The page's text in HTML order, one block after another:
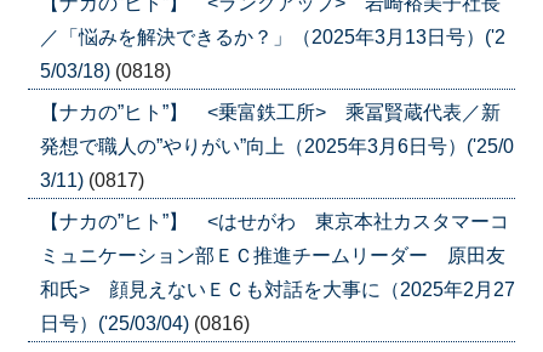
／「悩みを解決できるか？」（2025年3月13日号）('2
5/03/18) (0818)
【ナカの”ヒト”】 <乗富鉄工所> 乘冨賢蔵代表／新
発想で職人の”やりがい”向上（2025年3月6日号）('25/0
3/11) (0817)
【ナカの”ヒト”】 <はせがわ 東京本社カスタマーコ
ミュニケーション部ＥＣ推進チームリーダー 原田友
和氏> 顔見えないＥＣも対話を大事に（2025年2月27
日号）('25/03/04) (0816)